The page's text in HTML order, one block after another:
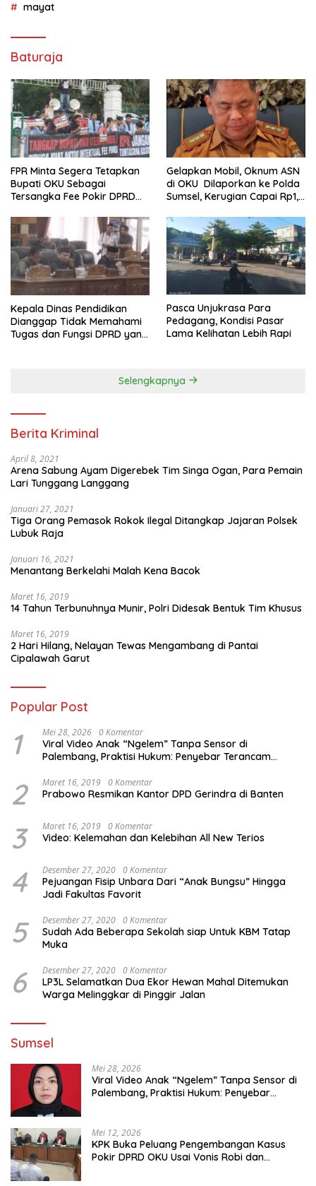
mayat
Baturaja
FPR Minta Segera Tetapkan
Bupati OKU Sebagai
Tersangka Fee Pokir DPRD
Gelapkan Mobil, Oknum ASN
di OKU Dilaporkan ke Polda
Sumsel, Kerugian Capai Rp1,2
Kepala Dinas Pendidikan
Dianggap Tidak Memahami
Tugas dan Fungsi DPRD yang
Pasca Unjukrasa Para
Pedagang, Kondisi Pasar
Lama Kelihatan Lebih Rapi
Selengkapnya
Berita Kriminal
April 8, 2021
Arena Sabung Ayam Digerebek Tim Singa Ogan, Para Pemain
Lari Tunggang Langgang
Januari 27, 2021
Tiga Orang Pemasok Rokok Ilegal Ditangkap Jajaran Polsek
Lubuk Raja
Januari 16, 2021
Menantang Berkelahi Malah Kena Bacok
Maret 16, 2019
14 Tahun Terbunuhnya Munir, Polri Didesak Bentuk Tim Khusus
Maret 16, 2019
2 Hari Hilang, Nelayan Tewas Mengambang di Pantai
Cipalawah Garut
Popular Post
1 Mei 28, 2026 0 Komentar
Viral Video Anak “Ngelem” Tanpa Sensor di
Palembang, Praktisi Hukum: Penyebar Terancam
2 Maret 16, 2019 0 Komentar
Prabowo Resmikan Kantor DPD Gerindra di Banten
3 Maret 16, 2019 0 Komentar
Video: Kelemahan dan Kelebihan All New Terios
4 Desember 27, 2020 0 Komentar
Pejuangan Fisip Unbara Dari “Anak Bungsu” Hingga
Jadi Fakultas Favorit
5 Desember 27, 2020 0 Komentar
Sudah Ada Beberapa Sekolah siap Untuk KBM Tatap
Muka
6 Desember 27, 2020 0 Komentar
LP3L Selamatkan Dua Ekor Hewan Mahal Ditemukan
Warga Melinggkar di Pinggir Jalan
Sumsel
Mei 28, 2026
Viral Video Anak “Ngelem” Tanpa Sensor di
Palembang, Praktisi Hukum: Penyebar
Mei 12, 2026
KPK Buka Peluang Pengembangan Kasus
Pokir DPRD OKU Usai Vonis Robi dan